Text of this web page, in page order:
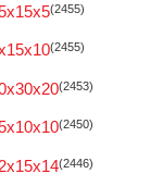
(2455)
(2455)
(2453)
(2450)
(2446)